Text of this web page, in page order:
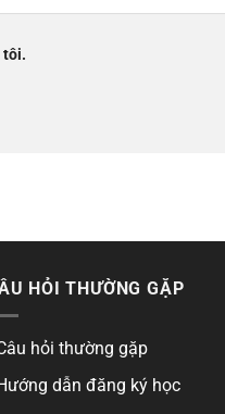
tôi.
HỎI THƯỜNG GẶP
hỏi thường gặp
dẫn đăng ký học